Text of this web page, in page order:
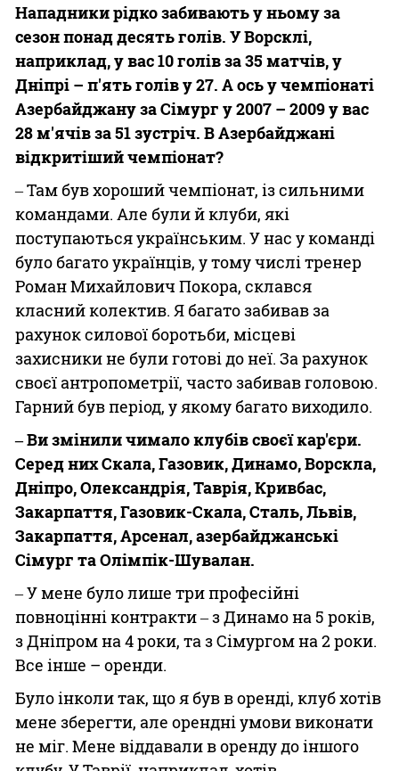
Нападники рідко забивають у ньому за
сезон понад десять голів. У Ворсклі,
наприклад, у вас 10 голів за 35 матчів, у
Дніпрі – п'ять голів у 27. А ось у чемпіонаті
Азербайджану за Сімург у 2007 – 2009 у вас
28 м'ячів за 51 зустріч. В Азербайджані
відкритіший чемпіонат?
‒ Там був хороший чемпіонат, із сильними
командами. Але були й клуби, які
поступаються українським. У нас у команді
було багато українців, у тому числі тренер
Роман Михайлович Покора, склався
класний колектив. Я багато забивав за
рахунок силової боротьби, місцеві
захисники не були готові до неї. За рахунок
своєї антропометрії, часто забивав головою.
Гарний був період, у якому багато виходило.
‒ Ви змінили чимало клубів своєї кар'єри.
Серед них Скала, Газовик, Динамо, Ворскла,
Дніпро, Олександрія, Таврія, Кривбас,
Закарпаття, Газовик-Скала, Сталь, Львів,
Закарпаття, Арсенал, азербайджанські
Сімург та Олімпік-Шувалан.
‒ У мене було лише три професійні
повноцінні контракти ‒ з Динамо на 5 років,
з Дніпром на 4 роки, та з Сімургом на 2 роки.
Все інше – оренди.
Було інколи так, що я був в оренді, клуб хотів
мене зберегти, але орендні умови виконати
не міг. Мене віддавали в оренду до іншого